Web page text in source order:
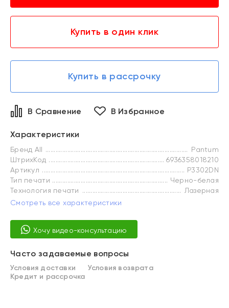
Купить в один клик
Купить в рассрочку
В Сравнение В Избранное
Характеристики
Бренд All
Pantum
ШтрихКод
6936358018210
Артикул
P3302DN
Тип печати
Черно-белая
Технология печати
Лазерная
Смотреть все характеристики
Хочу видео-консультацию
Часто задаваемые вопросы
Условия доставки
Условия возврата
Кредит и рассрочка